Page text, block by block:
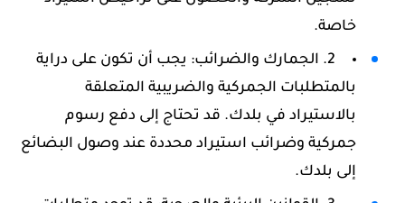
خاصة.
2. الجمارك والضرائب: يجب أن تكون على دراية
بالمتطلبات الجمركية والضريبية المتعلقة
بالاستيراد في بلدك. قد تحتاج إلى دفع رسوم
جمركية وضرائب استيراد محددة عند وصول البضائع
إلى بلدك.